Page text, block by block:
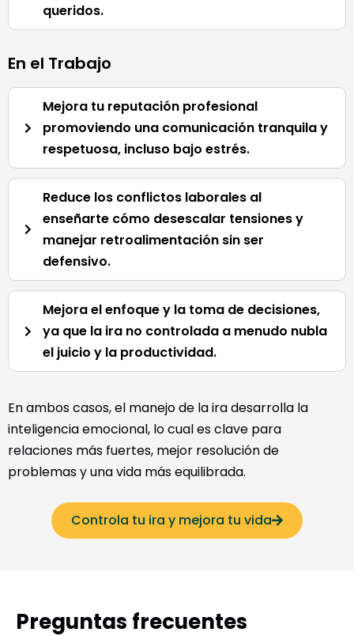
queridos.
En el Trabajo
Mejora tu reputación profesional
promoviendo una comunicación tranquila y
respetuosa, incluso bajo estrés.
Reduce los conflictos laborales al
enseñarte cómo desescalar tensiones y
manejar retroalimentación sin ser
defensivo.
Mejora el enfoque y la toma de decisiones,
ya que la ira no controlada a menudo nubla
el juicio y la productividad.
En ambos casos, el manejo de la ira desarrolla la
inteligencia emocional, lo cual es clave para
relaciones más fuertes, mejor resolución de
problemas y una vida más equilibrada.
Controla tu ira y mejora tu vida
Preguntas frecuentes